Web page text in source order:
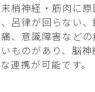
梢神経・筋肉に原
呂律が回らない
、意識障害など
ものがあり、脳
連携が可能です。